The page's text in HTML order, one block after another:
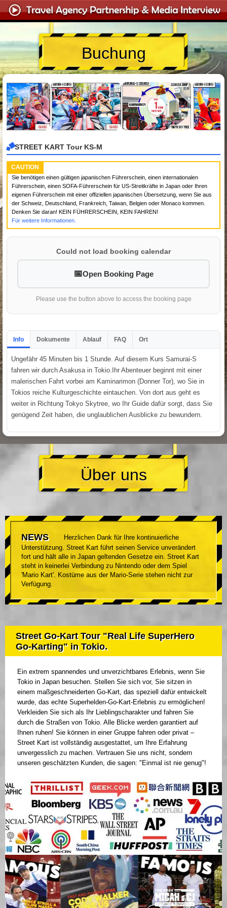
Buchung
STREET KART Tour KS-M
CAUTION
Sie benötigen einen gültigen japanischen Führerschein, einen internationalen
Führerschein, einen SOFA-Führerschein für US-Streitkräfte in Japan oder Ihren
eigenen Führerschein mit einer offiziellen japanischen Übersetzung, wenn Sie aus
der Schweiz, Deutschland, Frankreich, Taiwan, Belgien oder Monaco kommen.
Denken Sie daran! KEIN FÜHRERSCHEIN, KEIN FAHREN!
Für weitere Informationen.
Could not load booking calendar
Open Booking Page
Please use the button above to access the booking page
Info Dokumente Ablauf FAQ Ort
Ungefähr 45 Minuten bis 1 Stunde. Auf diesem Kurs Samurai-S
fahren wir durch Asakusa in Tokio.Ihr Abenteuer beginnt mit einer
malerischen Fahrt vorbei am Kaminarimon (Donner Tor), wo Sie in
Tokios reiche Kulturgeschichte eintauchen. Von dort aus geht es
weiter in Richtung Tokyo Skytree, wo Ihr Guide dafür sorgt, dass Sie
genügend Zeit haben, die unglaublichen Ausblicke zu bewundern.
Über uns
NEWS
Herzlichen Dank für Ihre kontinuierliche
Unterstützung. Street Kart führt seinen Service unverändert
fort und hält alle in Japan geltenden Gesetze ein. Street Kart
steht in keinerlei Verbindung zu Nintendo oder dem Spiel
'Mario Kart'. Kostüme aus der Mario-Serie stehen nicht zur
Verfügung.
Street Go-Kart Tour "Real Life SuperHero
Go-Karting" in Tokio.
Ein extrem spannendes und unverzichtbares Erlebnis, wenn Sie
Tokio in Japan besuchen. Stellen Sie sich vor, Sie sitzen in
einem maßgeschneiderten Go-Kart, das speziell dafür entwickelt
wurde, das echte Superhelden-Go-Kart-Erlebnis zu ermöglichen!
Verkleiden Sie sich als Ihr Lieblingscharakter und fahren Sie
durch die Straßen von Tokio. Alle Blicke werden garantiert auf
Ihnen ruhen! Sie können in einer Gruppe fahren oder privat –
Street Kart ist vollständig ausgestattet, um Ihre Erfahrung
unvergesslich zu machen. Vertrauen Sie uns nicht, sondern
unseren geschätzten Kunden, die sagen: "Einmal ist nie genug"!